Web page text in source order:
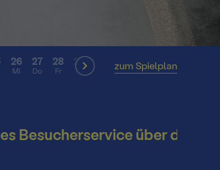
26
Mi
27
Do
28
Fr
29
Sa
30
Mo SEP
zum Spielplan
über die